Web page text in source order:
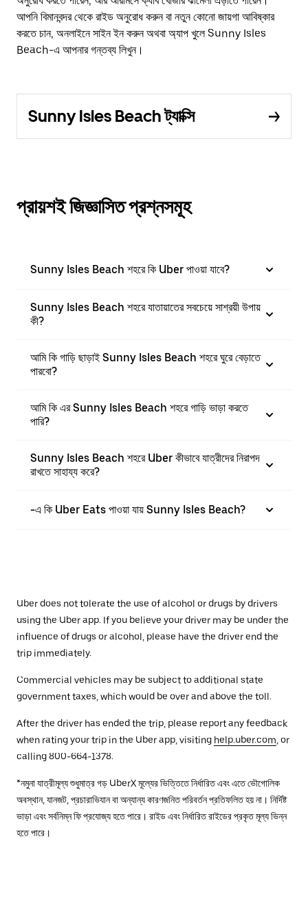
আপনি বিমানবন্দর থেকে রাইড অনুরোধ করুন বা নতুন কোনো জায়গা আবিষ্কার
করতে চান, অনলাইনে সাইন ইন করুন অথবা অ্যাপ খুলে Sunny Isles
Beach-এ আপনার গন্তব্য লিখুন।
Sunny Isles Beach ট্যাক্সি
প্রায়শই জিজ্ঞাসিত প্রশ্নসমূহ
Sunny Isles Beach শহরে কি Uber পাওয়া যাবে?
Sunny Isles Beach শহরে যাতায়াতের সবচেয়ে সাশ্রয়ী উপায়
কী?
আমি কি গাড়ি ছাড়াই Sunny Isles Beach শহরে ঘুরে বেড়াতে
পারবো?
আমি কি এর Sunny Isles Beach শহরে গাড়ি ভাড়া করতে
পারি?
Sunny Isles Beach শহরে Uber কীভাবে যাত্রীদের নিরাপদ
রাখতে সাহায্য করে?
-এ কি Uber Eats পাওয়া যায় Sunny Isles Beach?
Uber does not tolerate the use of alcohol or drugs by drivers
using the Uber app. If you believe your driver may be under the
influence of drugs or alcohol, please have the driver end the
trip immediately.
Commercial vehicles may be subject to additional state
government taxes, which would be over and above the toll.
After the driver has ended the trip, please report any feedback
when rating your trip in the Uber app, visiting help.uber.com , or
calling 800-664-1378.
*নমুনা যাত্রীমূল্য শুধুমাত্র গড় UberX মূল্যের ভিত্তিতে নির্ধারিত এবং এতে ভৌগোলিক
অবস্থান, যানজট, প্রচারাভিযান বা অন্যান্য কারণজনিত পরিবর্তন প্রতিফলিত হয় না। নির্দিষ্ট
ভাড়া এবং সর্বনিম্ন ফি প্রযোজ্য হতে পারে। রাইড এবং নির্ধারিত রাইডের প্রকৃত মূল্য ভিন্ন
হতে পারে।